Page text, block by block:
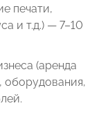
печати,
и т.д.) — 7–10
(аренда
оборудования,